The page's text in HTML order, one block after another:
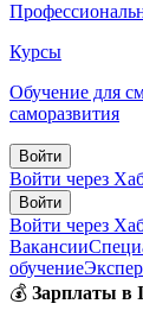
Курсы
Обучение для
саморазвития
Войти
Войти через
Войти
Войти через
Вакансии
обучение
💰 Зарплаты в